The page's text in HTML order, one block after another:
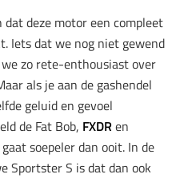
deze motor een compleet
Iets dat we nog niet gewend
zo rete-enthousiast over
als je aan de gashendel
geluid en gevoel
de Fat Bob, FXDRen
soepeler dan ooit. In de
Sportster S is dat dan ook